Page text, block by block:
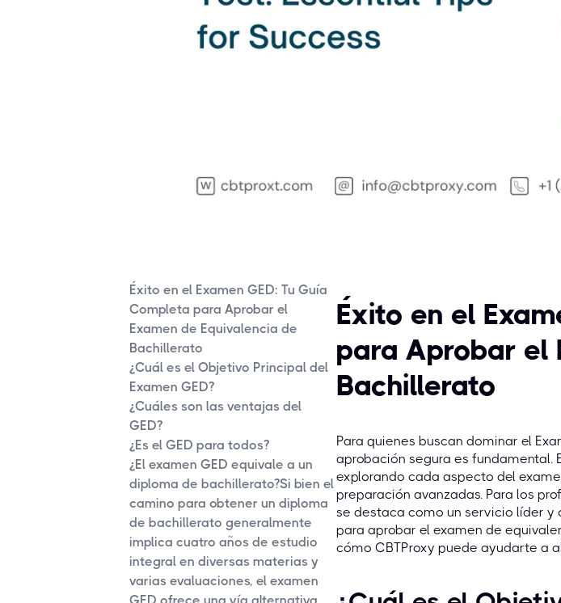
Éxito en el Examen GED: Tu Guía
Completa para Aprobar el
Examen de Equivalencia de
Bachillerato
¿Cuál es el Objetivo Principal del
Examen GED?
¿Cuáles son las ventajas del
GED?
¿Es el GED para todos?
¿El examen GED equivale a un
diploma de bachillerato?Si bien el
camino para obtener un diploma
de bachillerato generalmente
implica cuatro años de estudio
integral en diversas materias y
varias evaluaciones, el examen
Éxito en el
para Aprobar el
Bachillerato
Para quienes buscan dominar el
aprobación segura es fundamental.
explorando cada aspecto del
preparación avanzadas. Para los
se destaca como un servicio líder
para aprobar el examen de
cómo CBTProxy puede ayudarte a